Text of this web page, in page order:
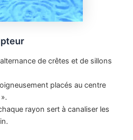
de crêtes et de sillons
placés au centre
rayon sert à canaliser les